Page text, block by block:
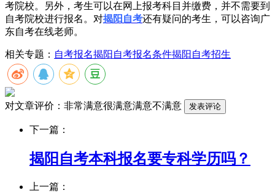
考院校。另外，考生可以在网上报考科目并缴费，并不需要到
自考院校进行报名。对揭阳自考还有疑问的考生，可以咨询广
东自考在线老师。
相关专题： 自考报名揭阳自考报名条件揭阳自考招生
对文章评价： 非常满意很满意满意不满意
下一篇：
揭阳自考本科报名要专科学历吗？
上一篇：